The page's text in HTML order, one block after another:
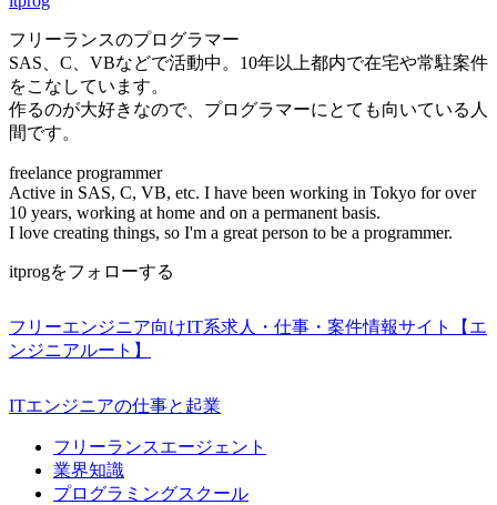
フリーランスのプログラマー
SAS、C、VBなどで活動中。10年以上都内で在宅や常駐案件
をこなしています。
作るのが大好きなので、プログラマーにとても向いている人
間です。
freelance programmer
Active in SAS, C, VB, etc. I have been working in Tokyo for over
10 years, working at home and on a permanent basis.
I love creating things, so I'm a great person to be a programmer.
itprogをフォローする
フリーエンジニア向けIT系求人・仕事・案件情報サイト【エ
ンジニアルート】
ITエンジニアの仕事と起業
フリーランスエージェント
業界知識
プログラミングスクール